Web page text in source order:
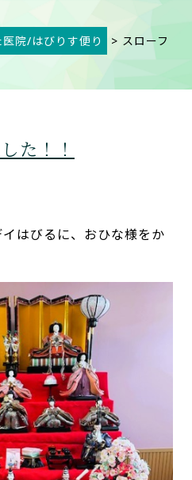
院/はびりす便り
> スローフ
た！！
はびるに、おひな様をか